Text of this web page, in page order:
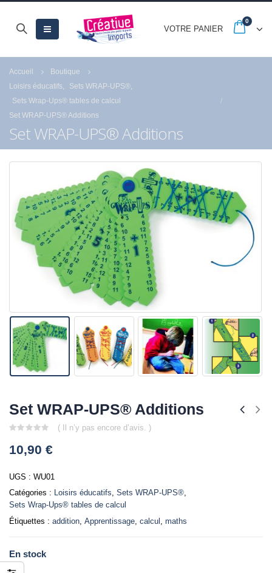
VOTRE PANIER
0
Accueil
Boutique
Loisirs éducatifs
Sets WRAP-UPS®
Sets Wrap-Ups® tables de calcul
Set WRAP-UPS® Additions
Set WRAP-UPS® Additions
Set WRAP-UPS® Additions
out
of
( Il n’y pas encore d’avis. )
10,90 €
UGS : WU01
Catégories : Loisirs éducatifs, Sets WRAP-UPS®,
Sets Wrap-Ups® tables de calcul
Étiquettes : addition Apprentissage calcul maths
En stock